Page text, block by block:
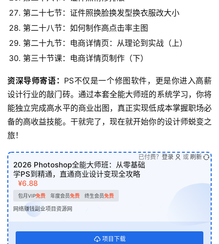
第二十七节：证件照换脸换发型换衣服改大小
第二十八节：如何制作高点击率主图
第二十九节：电商详情页：从理论到实战（上）
第三十节课：电商详情页制作（下）
资深导师寄语： PS不仅是一个修图软件，更是你进入高薪
设计行业的敲门砖。通过本套全能大师班的系统学习，你将
能独立完成高水平的商业出图，真正实现低成本掌握职场必
备的高收益技能。干就完了，现在就开始你的设计师蜕变之
旅！
2026 Photoshop全能大师班：从零基础
学PS到精通，直通商业设计变现全攻略
¥6.88
包月VIP免费 年度会员免费 终生会员免费
网络赚钱副业项目资源网
项目下载
已付费？ 登录 或 刷新